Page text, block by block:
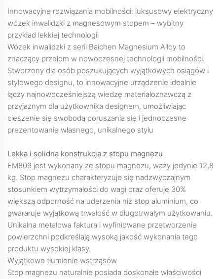
Innowacyjne rozwiązania mobilności: luksusowy elektryczny
wózek inwalidzki z magnesowym stopem – wybitny
przykład lekkiej technologii
Wózek inwalidzki z serii Baichen Magnesium Alloy to
znaczący przełom w nowoczesnej technologii mobilności.
Stworzony dla osób poszukujących wyjątkowych osiągów i
stylowego designu, to innowacyjne urządzenie idealnie
łączy najnowocześniejszą wiedzę materiałoznawczą z
przyjaznym dla użytkownika designem, umożliwiając
cieszenie się swobodą poruszania się i jednoczesne
prezentowanie własnego, unikalnego stylu
Lekka i solidna konstrukcja z stopu magnezu
EM809 jest wykonany ze stopu magnezu, waży jedynie 12,8
kg. Stop magnezu charakteryzuje się nadzwyczajnym
stosunkiem wytrzymałości do wagi oraz oferuje 30%
większą odporność na uderzenia niż stop aluminium, co
gwararuje wyjątkową trwałość w długotrwałym użytkowaniu.
Unikalna metalowa faktura i wyfiniowane przetworzenie
powierzchni podkreślają wysoką jakość wykonania tego
produktu wysokiej klasy.
Wyjątkowe tłumienie wstrząsów
Stop magnezu naturalnie posiada doskonałe właściwości